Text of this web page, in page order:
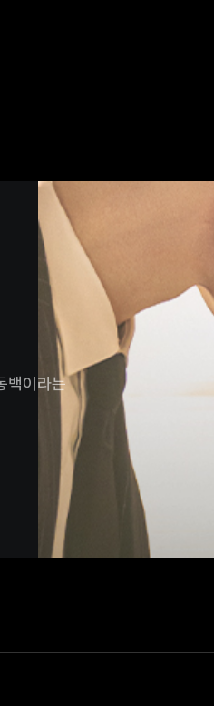
백이라는
다는 것은 곧
’하는 일은